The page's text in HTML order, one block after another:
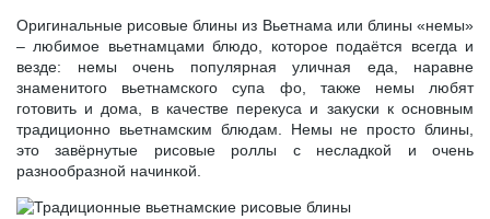
Оригинальные рисовые блины из Вьетнама или блины «немы»
– любимое вьетнамцами блюдо, которое подаётся всегда и
везде: немы очень популярная уличная еда, наравне
знаменитого вьетнамского супа фо, также немы любят
готовить и дома, в качестве перекуса и закуски к основным
традиционно вьетнамским блюдам. Немы не просто блины,
это завёрнутые рисовые роллы с несладкой и очень
разнообразной начинкой.